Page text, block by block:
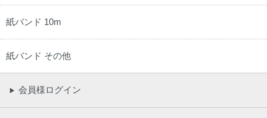
紙バンド 10m
紙バンド その他
▶ 会員様ログイン